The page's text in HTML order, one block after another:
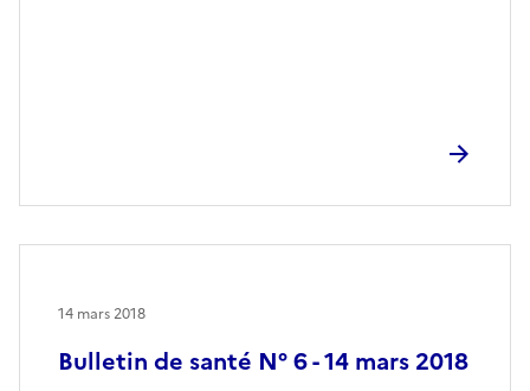
Bulletin de santé N° 6 - 14 mars 2018
14 mars 2018